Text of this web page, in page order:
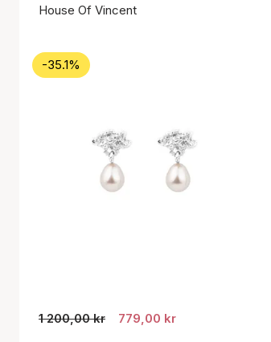
House Of Vincent
-35.1%
1 200,00 kr 779,00 kr